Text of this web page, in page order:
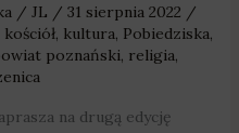
/ JL / 31 sierpnia 2022 /
kościół, kultura, Pobiedziska,
poznański, religia,
na drugą edycję